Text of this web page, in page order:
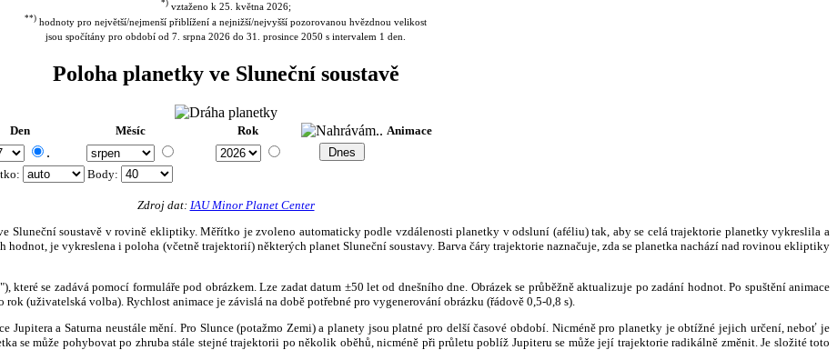
*)vztaženo k 25. května 2026;
**) hodnoty pro největší/nejmenší přiblížení a nejnižší/nejvyšší pozorovanou hvězdnou velikost
jsou spočítány pro období od 7. srpna 2026 do 31. prosince 2050 s intervalem 1 den.
Poloha planetky ve Sluneční soustavě
Den Měsíc Rok Animace
.
Body:
Zdroj dat: IAU Minor Planet Center
Sluneční soustavě v rovině ekliptiky. Měřítko je zvoleno automaticky podle vzdálenosti planetky v odsluní (aféliu) tak, aby se celá trajektorie planetky vykreslila a
je vykreslena i poloha (včetně trajektorií) některých planet Sluneční soustavy. Barva čáry trajektorie naznačuje, zda se planetka nachází nad rovinou ekliptiky
se zadává pomocí formuláře pod obrázkem. Lze zadat datum ±50 let od dnešního dne. Obrázek se průběžně aktualizuje po zadání hodnot. Po spuštění animace
(uživatelská volba). Rychlost animace je závislá na době potřebné pro vygenerování obrázku (řádově 0,5-0,8 s).
Jupitera a Saturna neustále mění. Pro Slunce (potažmo Zemi) a planety jsou platné pro delší časové období. Nicméně pro planetky je obtížné jejich určení, neboť je
se může pohybovat po zhruba stále stejné trajektorii po několik oběhů, nicméně při průletu poblíž Jupiteru se může její trajektorie radikálně změnit. Je složité toto